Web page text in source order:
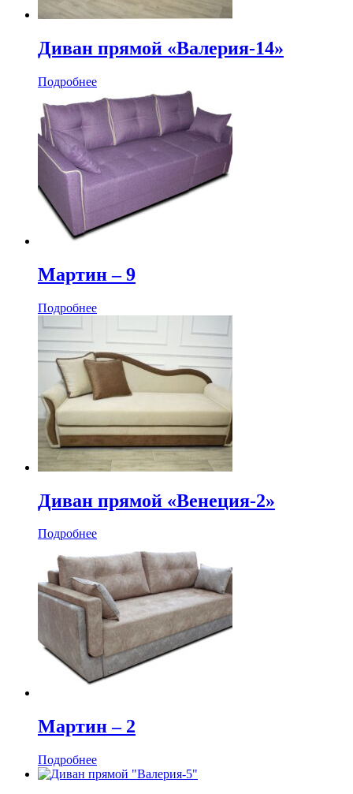
Диван прямой «Валерия-14»
Подробнее
Мартин ‒ 9
Подробнее
Диван прямой «Венеция-2»
Подробнее
Мартин ‒ 2
Подробнее